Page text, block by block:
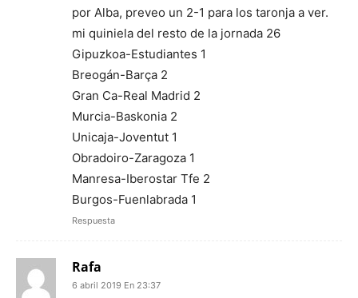
por Alba, preveo un 2-1 para los taronja a ver.
mi quiniela del resto de la jornada 26
Gipuzkoa-Estudiantes 1
Breogán-Barça 2
Gran Ca-Real Madrid 2
Murcia-Baskonia 2
Unicaja-Joventut 1
Obradoiro-Zaragoza 1
Manresa-Iberostar Tfe 2
Burgos-Fuenlabrada 1
Respuesta
Rafa
6 abril 2019 En 23:37